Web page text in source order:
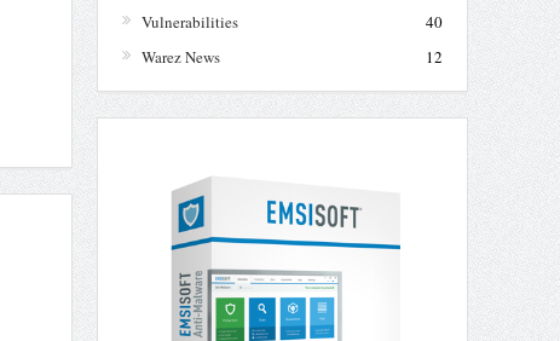
Vulnerabilities
40
Warez News
12